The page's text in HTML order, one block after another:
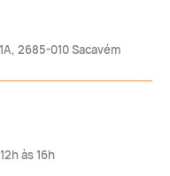
2685-010 Sacavém
às 16h